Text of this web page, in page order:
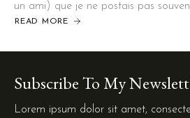
un ami) que je ne postais pas
READ MORE
Subscribe To My
Lorem ipsum dolor sit amet,